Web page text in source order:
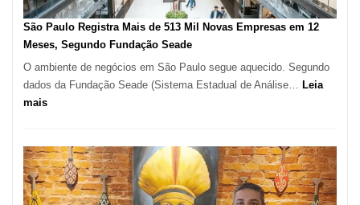
São Paulo Registra Mais de 513 Mil Novas Empresas em 12
Meses, Segundo Fundação Seade
O ambiente de negócios em São Paulo segue aquecido. Segundo
dados da Fundação Seade (Sistema Estadual de Análise… Leia
mais:
Registra
Mais
de